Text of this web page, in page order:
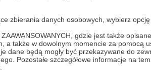
zbierania danych osobowych, wybierz opcję
gdzie jest także
także w dowolnym momencie za pomocą
dane będą mogły być przekazywane do
Pozostałe szczegółowe informacje na